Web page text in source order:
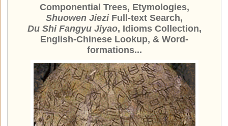
Componential Trees, Etymologies,
Shuowen JieziFull-text Search,
Du Shi Fangyu Jiyao, Idioms Collection,
English-Chinese Lookup, & Word-
formations...